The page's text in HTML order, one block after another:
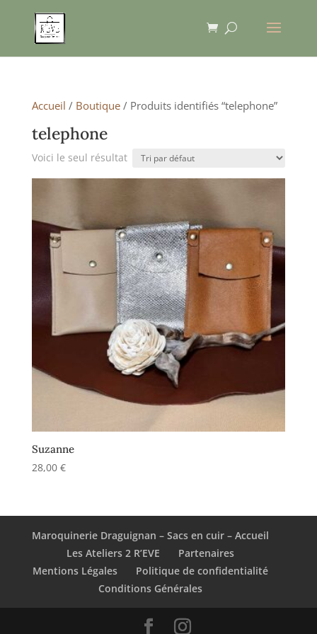
Accueil / Boutique/ Produits identifiés “telephone”
telephone
Voici le seul résultat
Suzanne
28,00 €
Maroquinerie Draguignan – Sacs en cuir – Accueil
Les Ateliers 2 R’EVE
Partenaires
Mentions Légales
Politique de confidentialité
Conditions Générales